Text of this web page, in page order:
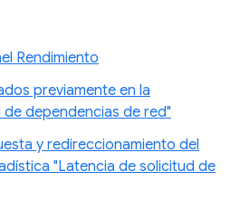
Rendimiento
previamente en la
dependencias de red"
y redireccionamiento del
"Latencia de solicitud de